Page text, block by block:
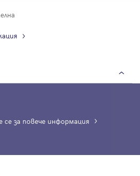
се за повече информация